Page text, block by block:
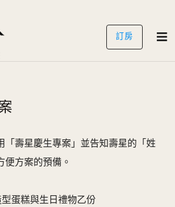
訂房
「壽星慶生專案」並告知壽星的「姓
方案的預備。
蛋糕與生日禮物乙份